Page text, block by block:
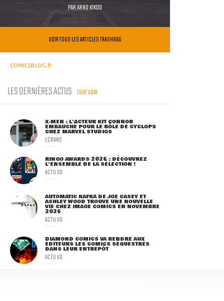
PARARNO KIKOO
VOIR TOUS LES ARTICLES TRASHBAG
COMICSBLOG.fr
LES DERNIÈRES ACTUS TOUT VOIR
X-MEN : L'ACTEUR KIT CONNOR
EMBAUCHÉ POUR LE RÔLE DE CYCLOPS
CHEZ MARVEL STUDIOS
ECRANS
RINGO AWARDS 2026 : DÉCOUVREZ
L'ENSEMBLE DE LA SÉLECTION !
ACTU VO
AUTOMATIC KAFKA DE JOE CASEY ET
ASHLEY WOOD TROUVE UNE NOUVELLE
VIE CHEZ IMAGE COMICS EN NOVEMBRE
2026
ACTU VO
DIAMOND COMICS VA RENDRE AUX
ÉDITEURS LES COMICS SÉQUESTRÉS
DANS LEUR ENTREPÔT
ACTU VO